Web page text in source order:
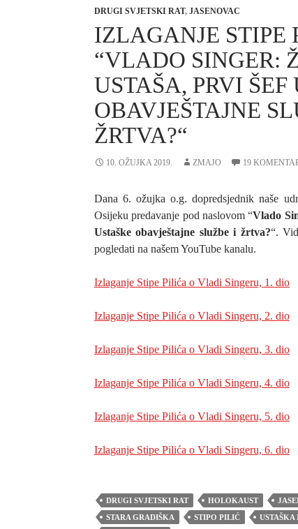
DRUGI SVJETSKI RAT, JASENOVAC
IZLAGANJE STIPE
“VLADO SINGER:
USTAŠA, PRVI ŠEF
OBAVJEŠTAJNE
ŽRTVA?“
10. OŽUJKA 2019. ZMAJO 19
Dana 6. ožujka o.g. dopredsjednik naše
Osijeku predavanje pod naslovom “Vlado
Ustaške obavještajne službe i žrtva?“.
pogledati na našem YouTube kanalu.
Izlaganje Stipe Pilića o Vladi Singeru, 1. dio
Izlaganje Stipe Pilića o Vladi Singeru, 2. dio
Izlaganje Stipe Pilića o Vladi Singeru, 3. dio
Izlaganje Stipe Pilića o Vladi Singeru, 4. dio
Izlaganje Stipe Pilića o Vladi Singeru, 5. dio
Izlaganje Stipe Pilića o Vladi Singeru, 6. dio
DRUGI SVJETSKI RAT HOLOKAUST
STARA GRADIŠKA
STIPO PILIĆ
USTAŠKA